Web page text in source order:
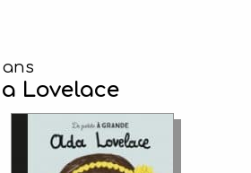
Lovelace